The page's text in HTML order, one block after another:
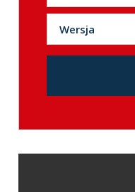
ALFA ROMEO
AUDI
Wersja